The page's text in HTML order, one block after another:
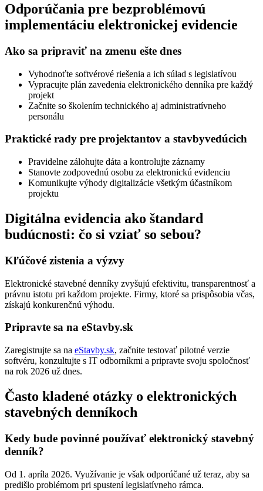
Odporúčania pre bezproblémovú
implementáciu elektronickej evidencie
Ako sa pripraviť na zmenu ešte dnes
Vyhodnoťte softvérové riešenia a ich súlad s legislatívou
Vypracujte plán zavedenia elektronického denníka pre každý
projekt
Začnite so školením technického aj administratívneho
personálu
Praktické rady pre projektantov a stavbyvedúcich
Pravidelne zálohujte dáta a kontrolujte záznamy
Stanovte zodpovednú osobu za elektronickú evidenciu
Komunikujte výhody digitalizácie všetkým účastníkom
projektu
Digitálna evidencia ako štandard
budúcnosti: čo si vziať so sebou?
Kľúčové zistenia a výzvy
Elektronické stavebné denníky zvyšujú efektivitu, transparentnosť a
právnu istotu pri každom projekte. Firmy, ktoré sa prispôsobia včas,
získajú konkurenčnú výhodu.
Pripravte sa na eStavby.sk
Zaregistrujte sa na eStavby.sk, začnite testovať pilotné verzie
softvéru, konzultujte s IT odborníkmi a pripravte svoju spoločnosť
na rok 2026 už dnes.
Často kladené otázky o elektronických
stavebných denníkoch
Kedy bude povinné používať elektronický stavebný
denník?
Od 1. apríla 2026. Využívanie je však odporúčané už teraz, aby sa
predišlo problémom pri spustení legislatívneho rámca.